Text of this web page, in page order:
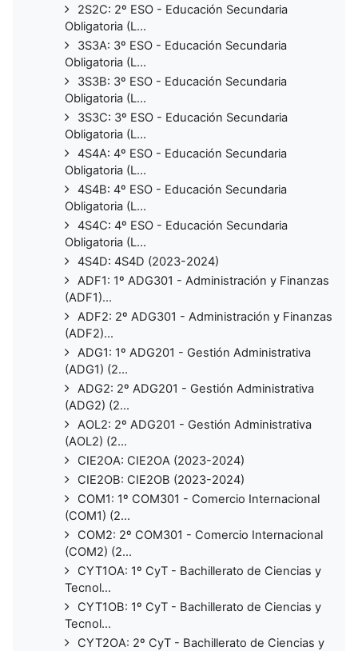
2S2C: 2º ESO - Educación Secundaria
Obligatoria (L...
3S3A: 3º ESO - Educación Secundaria
Obligatoria (L...
3S3B: 3º ESO - Educación Secundaria
Obligatoria (L...
3S3C: 3º ESO - Educación Secundaria
Obligatoria (L...
4S4A: 4º ESO - Educación Secundaria
Obligatoria (L...
4S4B: 4º ESO - Educación Secundaria
Obligatoria (L...
4S4C: 4º ESO - Educación Secundaria
Obligatoria (L...
4S4D: 4S4D (2023-2024)
ADF1: 1º ADG301 - Administración y Finanzas
(ADF1)...
ADF2: 2º ADG301 - Administración y Finanzas
(ADF2)...
ADG1: 1º ADG201 - Gestión Administrativa
(ADG1) (2...
ADG2: 2º ADG201 - Gestión Administrativa
(ADG2) (2...
AOL2: 2º ADG201 - Gestión Administrativa
(AOL2) (2...
CIE2OA: CIE2OA (2023-2024)
CIE2OB: CIE2OB (2023-2024)
COM1: 1º COM301 - Comercio Internacional
(COM1) (2...
COM2: 2º COM301 - Comercio Internacional
(COM2) (2...
CYT1OA: 1º CyT - Bachillerato de Ciencias y
Tecnol...
CYT1OB: 1º CyT - Bachillerato de Ciencias y
Tecnol...
CYT2OA: 2º CyT - Bachillerato de Ciencias y